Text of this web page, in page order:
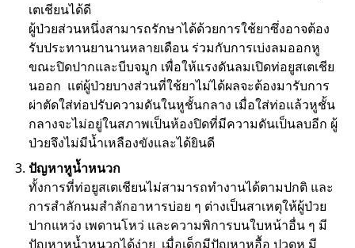
เตเชียนได้ดี
ผู้ป่วยส่วนหนึ่งสามารถรักษาได้ด้วยการใช้ยาซึ่งอาจต้อง
รับประทานยานานหลายเดือน ร่วมกับการเบ่งลมออกหู
ขณะปิดปากและบีบจมูก เพื่อให้แรงดันลมเปิดท่อยูสเตเชีย
นออก แต่ผู้ป่วยบางส่วนที่ใช้ยาไม่ได้ผลจะต้องมารับการ
ผ่าตัดใส่ท่อปรับความดันในหูชั้นกลาง เมื่อใส่ท่อแล้วหูชั้น
กลางจะไม่อยู่ในสภาพเป็นห้องปิดที่มีความดันเป็นลบอีก ผู้
ป่วยจึงไม่มีน้ำเหลืองขังและได้ยินดี
ปัญหาหูน้ำหนวก
ทั้งการที่ท่อยูสเตเชียนไม่สามารถทำงานได้ตามปกติ และ
การสำลักนมสำลักอาหารบ่อย ๆ ต่างเป็นสาเหตุให้ผู้ป่วย
ปากแหว่ง เพดานโหว่ และความพิการบนใบหน้าอื่น ๆ มี
ปัญหาหูน้ำหนวกได้ง่าย เมื่อเด็กมีปัญหาหูอื้อ ปวดหู มี